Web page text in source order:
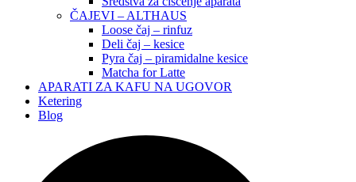
ČAJEVI – ALTHAUS
Loose čaj – rinfuz
Deli čaj – kesice
Pyra čaj – piramidalne kesice
Matcha for Latte
APARATI ZA KAFU NA UGOVOR
Ketering
Blog